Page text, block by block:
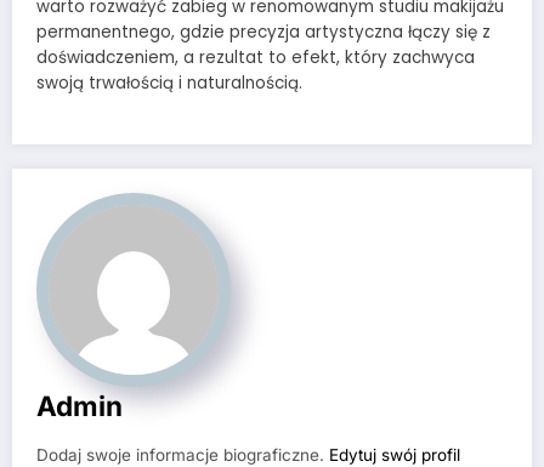
warto rozważyć zabieg w renomowanym studiu makijażu
permanentnego, gdzie precyzja artystyczna łączy się z
doświadczeniem, a rezultat to efekt, który zachwyca
swoją trwałością i naturalnością.
Admin
Dodaj swoje informacje biograficzne. Edytuj swój profil